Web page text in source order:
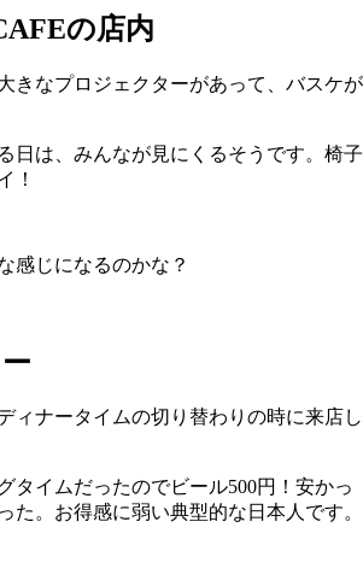
の店内
きなプロジェクターがあって、バスケが
日は、みんなが見にくるそうです。椅子
！
感じになるのかな？
ィナータイムの切り替わりの時に来店し
タイムだったのでビール500円！安かっ
た。お得感に弱い典型的な日本人です。